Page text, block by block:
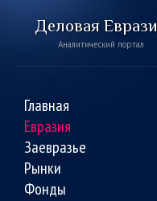
Деловая
Аналитический портал
Главная
Евразия
Заевразье
Рынки
Фонды